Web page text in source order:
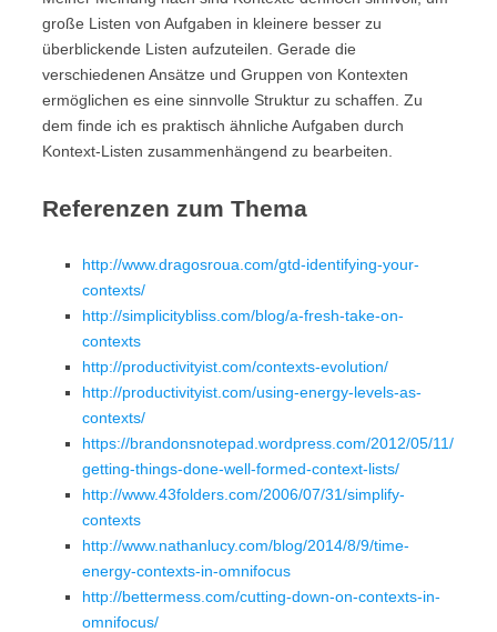
große Listen von Aufgaben in kleinere besser zu
überblickende Listen aufzuteilen. Gerade die
verschiedenen Ansätze und Gruppen von Kontexten
ermöglichen es eine sinnvolle Struktur zu schaffen. Zu
dem finde ich es praktisch ähnliche Aufgaben durch
Kontext-Listen zusammenhängend zu bearbeiten.
Referenzen zum Thema
http://www.dragosroua.com/gtd-identifying-your-
contexts/
http://simplicitybliss.com/blog/a-fresh-take-on-
contexts
http://productivityist.com/contexts-evolution/
http://productivityist.com/using-energy-levels-as-
contexts/
https://brandonsnotepad.wordpress.com/2012/05/11/
getting-things-done-well-formed-context-lists/
http://www.43folders.com/2006/07/31/simplify-
contexts
http://www.nathanlucy.com/blog/2014/8/9/time-
energy-contexts-in-omnifocus
http://bettermess.com/cutting-down-on-contexts-in-
omnifocus/